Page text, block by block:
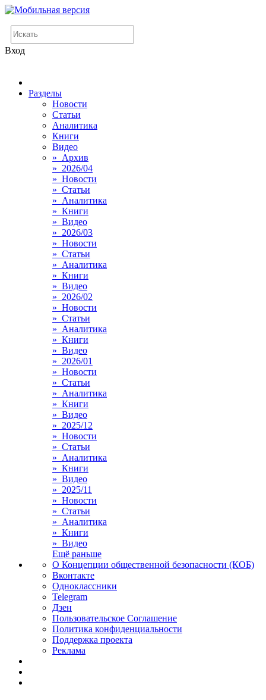
Вход
Разделы
Новости
Статьи
Аналитика
Книги
Видео
» Архив
» 2026/04
» Новости
» Статьи
» Аналитика
» Книги
» Видео
» 2026/03
» Новости
» Статьи
» Аналитика
» Книги
» Видео
» 2026/02
» Новости
» Статьи
» Аналитика
» Книги
» Видео
» 2026/01
» Новости
» Статьи
» Аналитика
» Книги
» Видео
» 2025/12
» Новости
» Статьи
» Аналитика
» Книги
» Видео
» 2025/11
» Новости
» Статьи
» Аналитика
» Книги
» Видео
Ещё раньше
О Концепции общественной безопасности (КОБ)
Вконтакте
Одноклассники
Telegram
Дзен
Пользовательское Соглашение
Политика конфиденциальности
Поддержка проекта
Реклама